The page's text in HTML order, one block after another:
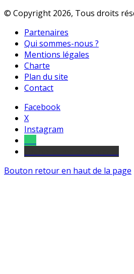
© Copyright 2026, Tous droits
Partenaires
Qui sommes-nous ?
Mentions légales
Charte
Plan du site
Contact
Facebook
X
Instagram
Bouton retour en haut de la page